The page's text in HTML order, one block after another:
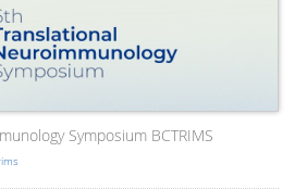
Symposium BCTRIMS